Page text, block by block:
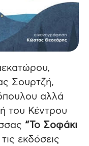
Σουρτζή,
αλλά
του Κέντρου
“Το Σοφάκι
εκδόσεις